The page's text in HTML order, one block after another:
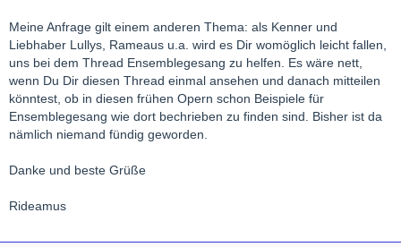
Meine Anfrage gilt einem anderen Thema: als Kenner und
Liebhaber Lullys, Rameaus u.a. wird es Dir womöglich leicht fallen,
uns bei dem Thread Ensemblegesang zu helfen. Es wäre nett,
wenn Du Dir diesen Thread einmal ansehen und danach mitteilen
könntest, ob in diesen frühen Opern schon Beispiele für
Ensemblegesang wie dort bechrieben zu finden sind. Bisher ist da
nämlich niemand fündig geworden.
Danke und beste Grüße
Rideamus